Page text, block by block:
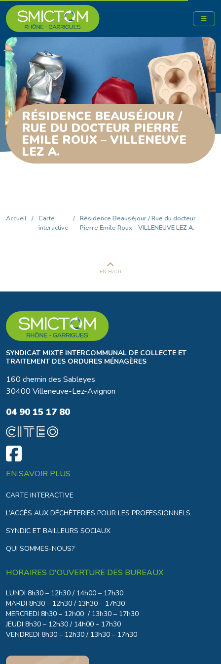
RÉSIDENCE BEAUSÉJOUR /
RUE DU DOCTEUR PIERRE
EMILE ROUX – VILLENEUVE
LEZ A.
Accueil / Carte
interactive
/ Résidence Beauséjour / Rue du docteur
Pierre Emile Roux – VILLENEUVE LEZ A.
EN HAUT
SYNDICAT MIXTE INTERCOMMUNAL DE COLLECTE ET
TRAITEMENT DES ORDURES MÉNAGÈRES
160 chemin des Sableyes
30400 Villeneuve-Lez-Avignon
04 90 15 17 80
EN SAVOIR PLUS
CARTE INTERACTIVE
L’ACCÈS AUX DÉCHÈTERIES POUR LES PROFESSIONNELS
SYNDIC ET BAILLEURS SOCIAUX
QUI SOMMES-NOUS?
HORAIRES D'OUVERTURE DES BUREAUX
LUNDI 8h30 – 12h30 / 14h00 – 17h30
MARDI 8h30 – 12h30 / 13h30 – 17h30
MERCREDI 8h30 – 12h00 / 13h30 – 17h30
JEUDI 8h30 – 12h30 / 14h00 – 17h30
VENDREDI 8h30 – 12h30 / 13h30 – 17h30